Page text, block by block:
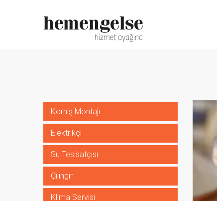
Korniş Montajı
Elektrikçi
Su Tesisatçısı
Çilingir
Klima Servisi